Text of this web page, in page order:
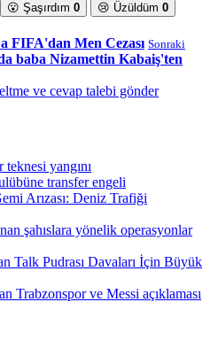
😮 Şaşırdım 0 😢 Üzüldüm 0
FIFA'dan Men Cezası Sonraki
baba Nizamettin Kabaiş'ten
ve cevap talebi gönder
yangını
transfer engeli
Arızası: Deniz Trafiği
şahıslara yönelik operasyonlar
Talk Pudrası Davaları İçin Büyük
Trabzonspor ve Messi açıklaması